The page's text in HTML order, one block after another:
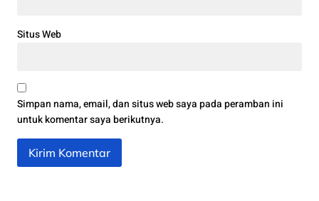
Situs Web
Simpan nama, email, dan situs web saya pada peramban ini
untuk komentar saya berikutnya.